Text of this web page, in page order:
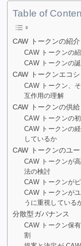
c
e
b
o
o
k
tt
ai
Table of
CAW トークンの紹介
CAW トークンの
CAW トークンの
CAW トークンエコ
CAW トークン、
互作用の理解
CAW トークンの供
CAW トークンの
CAW トークンの
しているか
CAW トークンのユ
CAW トークンが
法の検討
CAW トークンが
CAW トークンが
うに重視している
分散型ガバナンス
CAW トークン保
割